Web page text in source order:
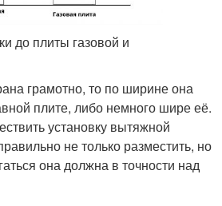
до плиты газовой и
грамотно, то по ширине она
плите, либо немного шире её.
установку вытяжной
не только разместить, но
она должна в точности над